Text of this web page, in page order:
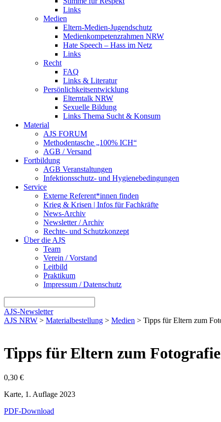
Links
Medien
Eltern-Medien-Jugendschutz
Medienkompetenzrahmen NRW
Hate Speech – Hass im Netz
Links
Recht
FAQ
Links & Literatur
Persönlichkeitsentwicklung
Elterntalk NRW
Sexuelle Bildung
Links Thema Sucht & Konsum
Material
AJS FORUM
Methodentasche „100% ICH“
AGB / Versand
Fortbildung
AGB Veranstaltungen
Infektionsschutz- und Hygienebedingungen
Service
Externe Referent*innen finden
Krieg & Krisen | Infos für Fachkräfte
News-Archiv
Newsletter / Archiv
Rechte- und Schutzkonzept
Über die AJS
Team
Verein / Vorstand
Leitbild
Praktikum
Impressum / Datenschutz
AJS-Newsletter
AJS NRW > Materialbestellung > Medien > Tipps für Eltern zum
Tipps für Eltern zum
0,30 €
Karte, 1. Auflage 2023
PDF-Download